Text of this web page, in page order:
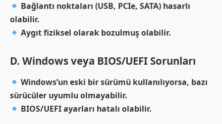
Bağlantı noktaları (USB, PCIe, SATA) hasarlı
olabilir.
Aygıt fiziksel olarak bozulmuş olabilir.
D. Windows veya BIOS/UEFI Sorunları
Windows’un eski bir sürümü kullanılıyorsa, bazı
sürücüler uyumlu olmayabilir.
BIOS/UEFI ayarları hatalı olabilir.